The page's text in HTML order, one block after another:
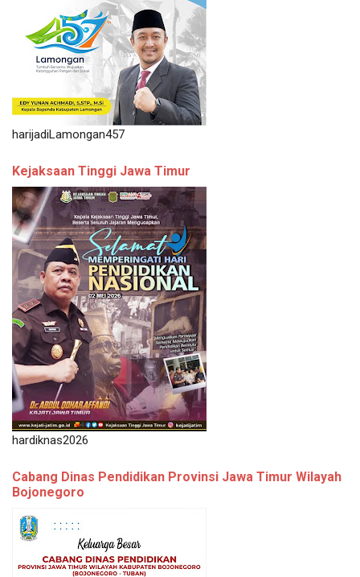
harijadiLamongan457
Kejaksaan Tinggi Jawa Timur
hardiknas2026
Cabang Dinas Pendidikan Provinsi Jawa Timur Wilayah
Bojonegoro